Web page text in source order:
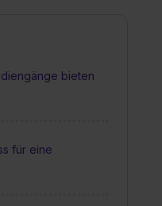
bieten
für eine